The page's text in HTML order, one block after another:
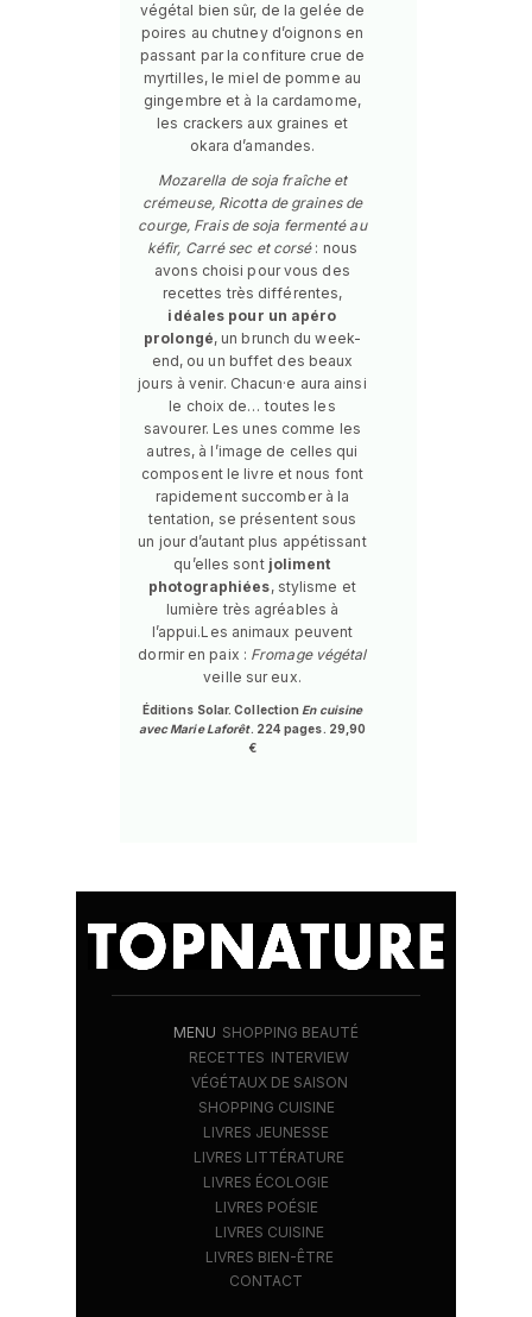
végétal bien sûr, de la gelée de
poires au chutney d’oignons en
passant par la confiture crue de
myrtilles, le miel de pomme au
gingembre et à la cardamome,
les crackers aux graines et
okara d’amandes.
Mozarella de soja fraîche et
crémeuse, Ricotta de graines de
courge, Frais de soja fermenté au
kéfir, Carré sec et corsé: nous
avons choisi pour vous des
recettes très différentes,
idéales pour un apéro
prolongé, un brunch du week-
end, ou un buffet des beaux
jours à venir. Chacun·e aura ainsi
le choix de… toutes les
savourer. Les unes comme les
autres, à l’image de celles qui
composent le livre et nous font
rapidement succomber à la
tentation, se présentent sous
un jour d’autant plus appétissant
qu’elles sont joliment
photographiées, stylisme et
lumière très agréables à
l’appui.Les animaux peuvent
dormir en paix : Fromage végétal
veille sur eux.
Éditions Solar. Collection En cuisine
avec Marie Laforêt. 224 pages. 29,90
€
MENU SHOPPING BEAUTÉ
RECETTES INTERVIEW
VÉGÉTAUX DE SAISON
SHOPPING CUISINE
LIVRES JEUNESSE
LIVRES LITTÉRATURE
LIVRES ÉCOLOGIE
LIVRES POÉSIE
LIVRES CUISINE
LIVRES BIEN-ÊTRE
CONTACT